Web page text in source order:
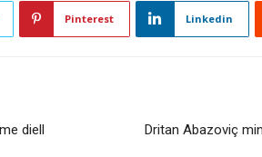
Pinterest Linkedin
diell
Dritan Abazoviç